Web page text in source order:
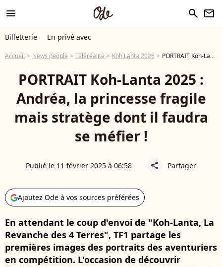
menu search newsletter
Billetterie En privé avec
Accueil News people Téléréalité Koh Lanta 2026 PORTRAIT Koh-Lanta 2025 : Andréa, la princesse fragile mais stratège dont il faudra se méfier !
PORTRAIT Koh-Lanta 2025 :
Andréa, la princesse fragile
mais stratège dont il faudra
se méfier !
Publié le 11 février 2025 à 06:58 share Partager
Ajoutez Ode à vos sources préférées
En attendant le coup d'envoi de "Koh-Lanta, La
Revanche des 4 Terres", TF1 partage les
premières images des portraits des aventuriers
en compétition. L'occasion de découvrir